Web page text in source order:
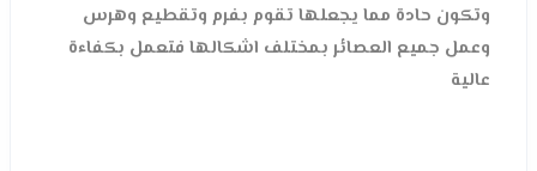
وتكون حادة مما يجعلها تقوم بفرم وتقطيع وهرس
وعمل جميع العصائر بمختلف اشكالها فتعمل بكفاءة
عالية